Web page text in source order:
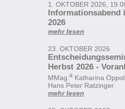
1. OKTOBER 2026,
Informationsabend
2026
mehr lesen
23. OKTOBER 2026
Herbst 2026 -
MMag. a Katharina
Hans Peter Ratzinger
mehr lesen